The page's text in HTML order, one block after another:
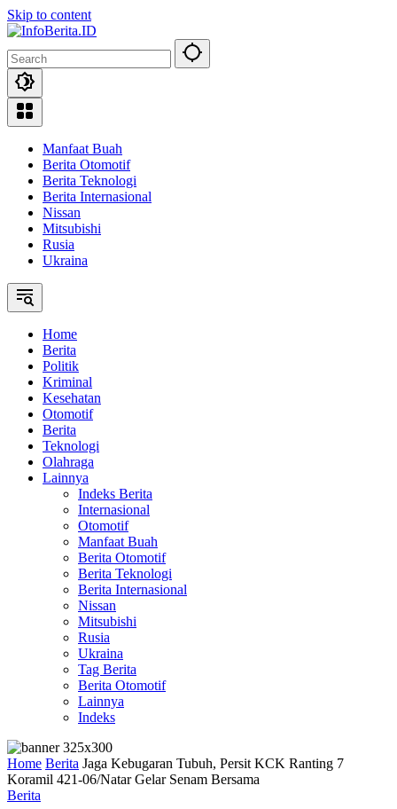
Skip to content
Manfaat Buah
Berita Otomotif
Berita Teknologi
Berita Internasional
Nissan
Mitsubishi
Rusia
Ukraina
Home
Berita
Politik
Kriminal
Kesehatan
Otomotif
Berita
Teknologi
Olahraga
Lainnya
Indeks Berita
Internasional
Otomotif
Manfaat Buah
Berita Otomotif
Berita Teknologi
Berita Internasional
Nissan
Mitsubishi
Rusia
Ukraina
Tag Berita
Berita Otomotif
Lainnya
Indeks
Home Berita Jaga Kebugaran Tubuh, Persit KCK Ranting 7
Koramil 421-06/Natar Gelar Senam Bersama
Berita